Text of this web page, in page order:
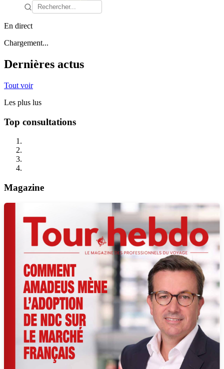
En direct
Chargement...
Dernières actus
Tout voir
Les plus lus
Top consultations
Magazine